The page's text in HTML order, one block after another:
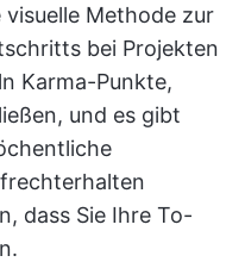
Methode zur
bei Projekten
Karma-Punkte,
und es gibt
dass Sie Ihre To-